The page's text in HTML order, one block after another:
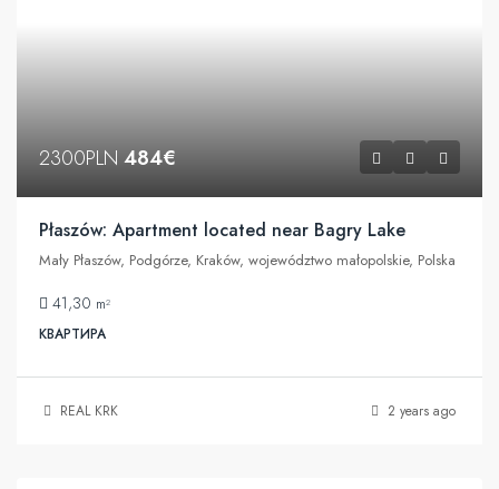
2300PLN 484€
Płaszów: Apartment located near Bagry Lake
Mały Płaszów, Podgórze, Kraków, województwo małopolskie, Polska
41,30 m²
КВАРТИРА
REAL KRK 2 years ago